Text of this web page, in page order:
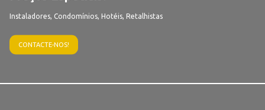
Instaladores, Condomínios, Hotéis, Retalhistas
CONTACTE-NOS!